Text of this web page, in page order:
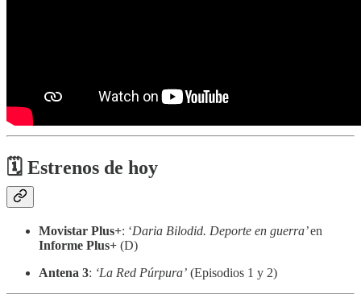
🗓 Estrenos de hoy
Movistar Plus+: ‘Daria Bilodid. Deporte en guerra’en
Informe Plus+ (D)
Antena 3: ‘La Red Púrpura’ (Episodios 1 y 2)